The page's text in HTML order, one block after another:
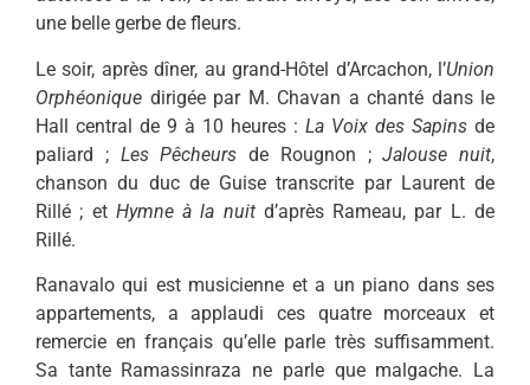
une belle gerbe de fleurs.
Le soir, après dîner, au grand-Hôtel d’Arcachon, l’Union
Orphéonique dirigée par M. Chavan a chanté dans le
Hall central de 9 à 10 heures : La Voix des Sapins de
paliard ; Les Pêcheurs de Rougnon ;Jalouse nuit,
chanson du duc de Guise transcrite par Laurent de
Rillé ; et Hymne à la nuitd’après Rameau, par L. de
Rillé.
Ranavalo qui est musicienne et a un piano dans ses
appartements, a applaudi ces quatre morceaux et
remercie en français qu’elle parle très suffisamment.
Sa tante Ramassinraza ne parle que malgache. La